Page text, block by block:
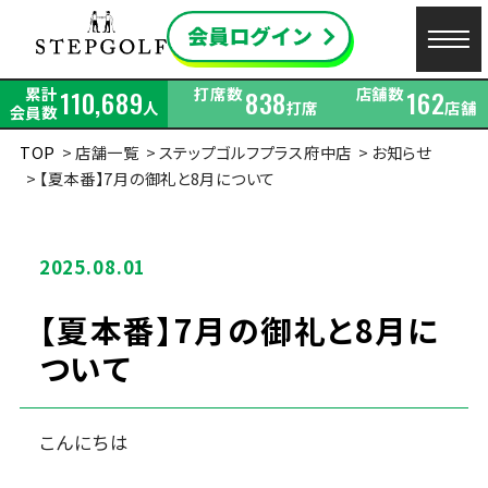
累計
会員数110,689人
打席数838打席
店舗数162店舗
TOP
店舗一覧 ステップゴルフプラス府中店
お知らせ
【夏本番】7月の御礼と8月について
2025.08.01
【夏本番】7月の御礼と8月に
ついて
こんにちは